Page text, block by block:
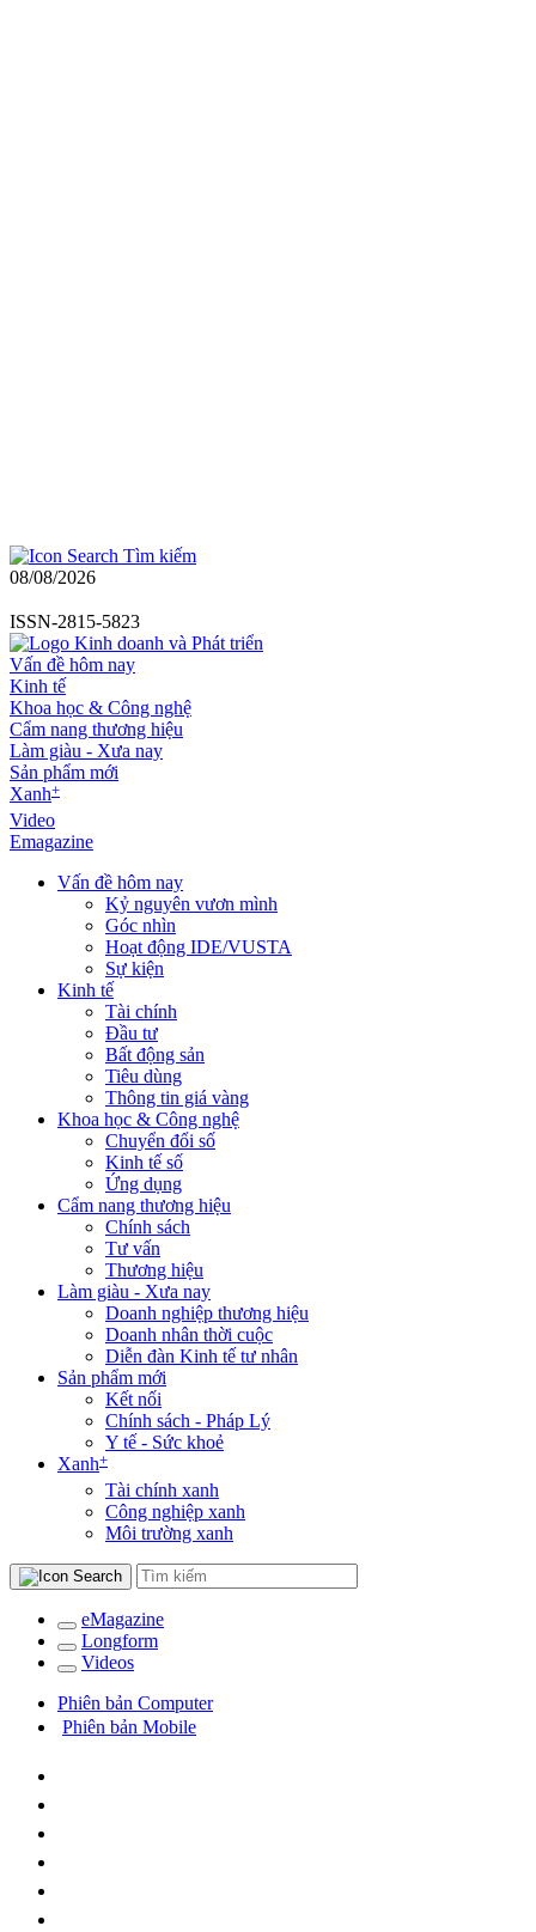
Tìm kiếm
08/08/2026
ISSN-2815-5823
Vấn đề hôm nay
Kinh tế
Khoa học & Công nghệ
Cẩm nang thương hiệu
Làm giàu - Xưa nay
Sản phẩm mới
Xanh+
Video
Emagazine
Vấn đề hôm nay
Kỷ nguyên vươn mình
Góc nhìn
Hoạt động IDE/VUSTA
Sự kiện
Kinh tế
Tài chính
Đầu tư
Bất động sản
Tiêu dùng
Thông tin giá vàng
Khoa học & Công nghệ
Chuyển đổi số
Kinh tế số
Ứng dụng
Cẩm nang thương hiệu
Chính sách
Tư vấn
Thương hiệu
Làm giàu - Xưa nay
Doanh nghiệp thương hiệu
Doanh nhân thời cuộc
Diễn đàn Kinh tế tư nhân
Sản phẩm mới
Kết nối
Chính sách - Pháp Lý
Y tế - Sức khoẻ
Xanh+
Tài chính xanh
Công nghiệp xanh
Môi trường xanh
eMagazine
Longform
Videos
Phiên bản Computer
Phiên bản Mobile